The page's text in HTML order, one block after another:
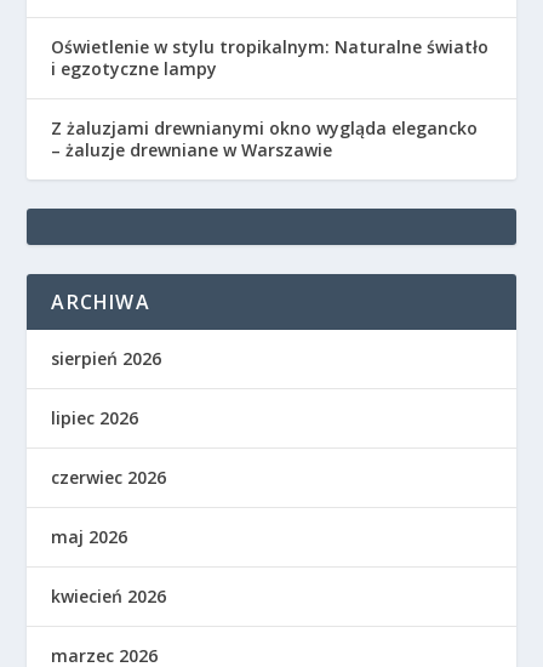
Oświetlenie w stylu tropikalnym: Naturalne światło
i egzotyczne lampy
Z żaluzjami drewnianymi okno wygląda elegancko
– żaluzje drewniane w Warszawie
ARCHIWA
sierpień 2026
lipiec 2026
czerwiec 2026
maj 2026
kwiecień 2026
marzec 2026